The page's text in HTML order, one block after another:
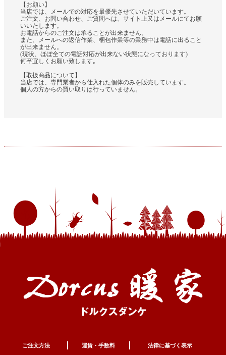
【お願い】
当店では、メールでの対応を最優先させていただいています。
ご注文、お問い合わせ、ご質問へは、サイト上又はメールにてお願
いいたします。
お電話からのご注文は承ることが出来ません。
また、メールへの返信作業、梱包作業等の業務中は電話に出ること
が出来ません。
(現状、ほぼ全ての電話対応が出来ない状態になっております)
何卒宜しくお願い致します｡
【取扱商品について】
当店では、専門業者から仕入れた個体のみを販売しています。
個人の方からの買い取りは行っていません。
ご注文方法 運賃・手数料 法律に基づく表示